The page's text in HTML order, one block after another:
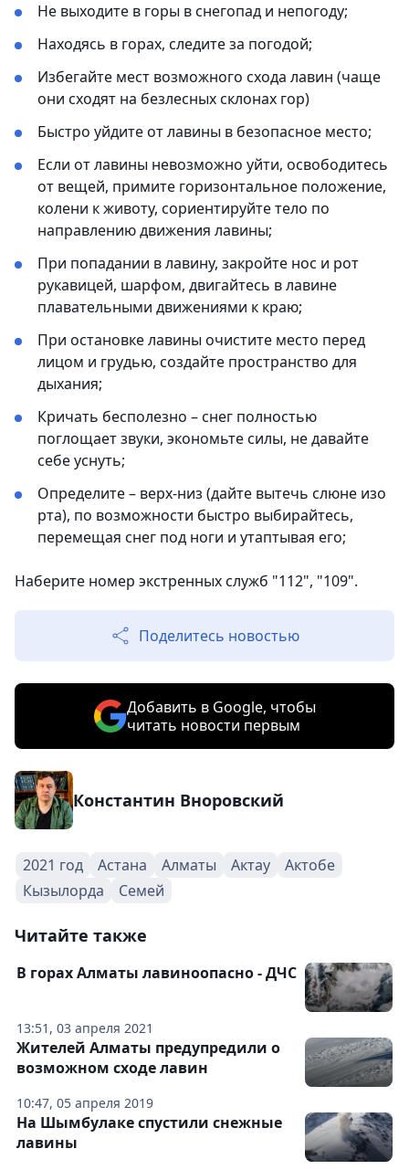
Не выходите в горы в снегопад и непогоду;
Находясь в горах, следите за погодой;
Избегайте мест возможного схода лавин ​(чаще
они сходят на безлесных склонах гор)
Быстро уйдите от лавины в безопасное место;
Если от лавины невозможно уйти, освободитесь
от вещей, примите горизонтальное положение,
колени к животу, сориентируйте тело по
направлению движения лавины;
При попадании в лавину, закройте нос и рот
рукавицей, шарфом, двигайтесь в лавине
плавательными движениями к краю;
​При остановке лавины очистите место перед
лицом и грудью, создайте пространство для
дыхания;
Кричать бесполезно – снег полностью
поглощает звуки, экономьте силы, не давайте
себе уснуть;
Определите – верх-низ (дайте вытечь слюне изо
рта), по возможности быстро выбирайтесь,
перемещая снег под ноги и утаптывая его;
Наберите номер экстренных служб "112", "109".
Поделитесь новостью
Добавить в Google, чтобы
читать новости первым
Константин Вноровский
2021 год Астана Алматы Актау
Актобе
Кызылорда
Семей
Читайте также
13:51, 03 апреля 2021
В горах Алматы лавиноопасно - ДЧС
10:47, 05 апреля 2019
Жителей Алматы предупредили о
возможном сходе лавин
На Шымбулаке спустили снежные
лавины